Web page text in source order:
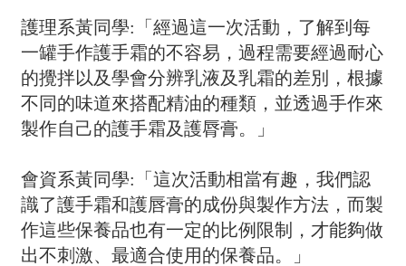
護理系黃同學:「經過這一次活動，了解到每
一罐手作護手霜的不容易，過程需要經過耐心
的攪拌以及學會分辨乳液及乳霜的差別，根據
不同的味道來搭配精油的種類，並透過手作來
製作自己的護手霜及護脣膏。」
會資系黃同學:「這次活動相當有趣，我們認
識了護手霜和護唇膏的成份與製作方法，而製
作這些保養品也有一定的比例限制，才能夠做
出不刺激、最適合使用的保養品。」